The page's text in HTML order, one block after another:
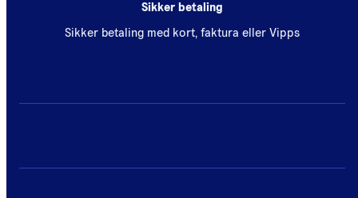
Sikker betaling
Sikker betaling med kort, faktura eller Vipps